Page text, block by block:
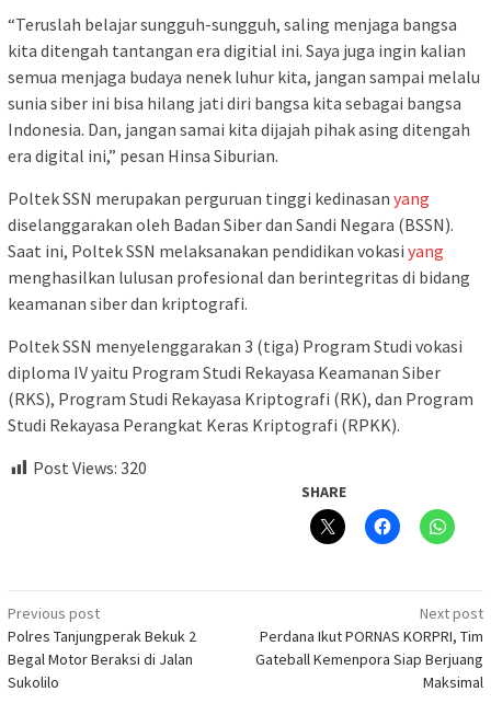
“Teruslah belajar sungguh-sungguh, saling menjaga bangsa
kita ditengah tantangan era digitial ini. Saya juga ingin kalian
semua menjaga budaya nenek luhur kita, jangan sampai melalu
sunia siber ini bisa hilang jati diri bangsa kita sebagai bangsa
Indonesia. Dan, jangan samai kita dijajah pihak asing ditengah
era digital ini,” pesan Hinsa Siburian.
Poltek SSN merupakan perguruan tinggi kedinasan yang
diselanggarakan oleh Badan Siber dan Sandi Negara (BSSN).
Saat ini, Poltek SSN melaksanakan pendidikan vokasi yang
menghasilkan lulusan profesional dan berintegritas di bidang
keamanan siber dan kriptografi.
Poltek SSN menyelenggarakan 3 (tiga) Program Studi vokasi
diploma IV yaitu Program Studi Rekayasa Keamanan Siber
(RKS), Program Studi Rekayasa Kriptografi (RK), dan Program
Studi Rekayasa Perangkat Keras Kriptografi (RPKK).
Post Views: 320
SHARE
Post
navigation
Previous post
Polres Tanjungperak Bekuk 2
Begal Motor Beraksi di Jalan
Sukolilo
Next post
Perdana Ikut PORNAS KORPRI, Tim
Gateball Kemenpora Siap Berjuang
Maksimal